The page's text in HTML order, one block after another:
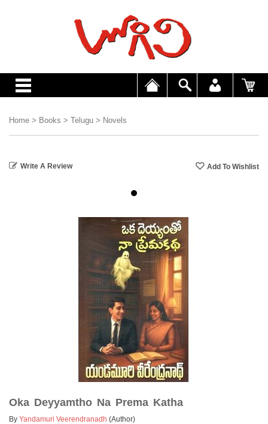
Home > Books > Telugu > Novels
Write A Review
Oka Deyyamtho Na Prema Katha
By Yandamuri Veerendranadh (Author)